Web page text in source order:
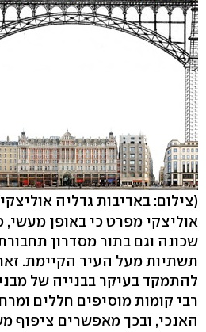
(צילום: באדיבות גדליה
אוליצקי מפרט כי באופן
שכונה וגם בתור מסדרון
תשתיות מעל העיר הקיימת.
להתמקד בעיקר בבנייה של
רבי קומות מוסיפים חללים
האנכי, ובכך מאפשרים ציפוף